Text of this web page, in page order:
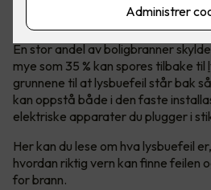
Lysbuefeil er en
En stor andel av boligbranner
mye som 35 % kan spores tilbake til
grunnene til at lysbuefeil står bak
kan oppstå både i den faste
elektriske apparater du plugger i
Her kan du lese om hva lysbuefeil
hvordan riktig vern kan finne feilen
for brann.